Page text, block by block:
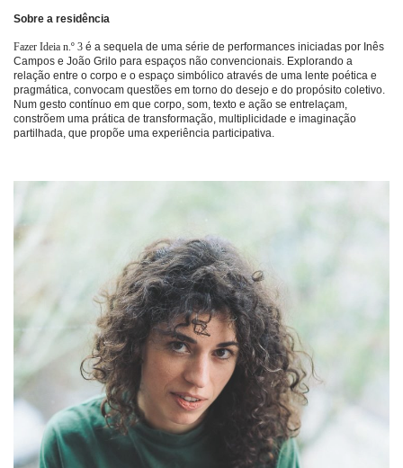
Sobre a residência
Fazer Ideia n.º 3 é a sequela de uma série de performances iniciadas por Inês
Campos e João Grilo para espaços não convencionais. Explorando a
relação entre o corpo e o espaço simbólico através de uma lente poética e
pragmática, convocam questões em torno do desejo e do propósito coletivo.
Num gesto contínuo em que corpo, som, texto e ação se entrelaçam,
constrõem uma prática de transformação, multiplicidade e imaginação
partilhada, que propõe uma experiência participativa.